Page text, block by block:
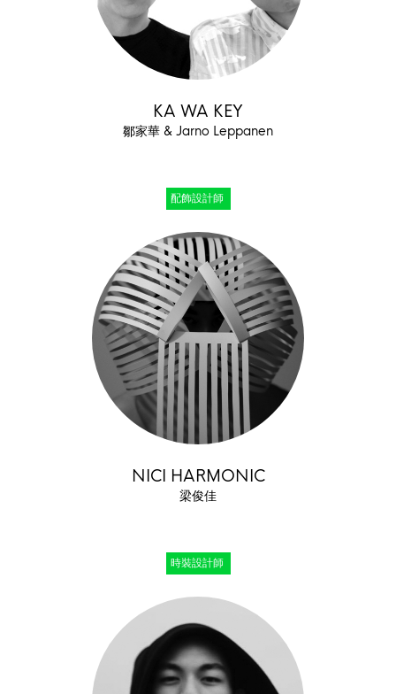
KA WA KEY
鄒家華 & Jarno Leppanen
配飾設計師
NICI HARMONIC
梁俊佳
時裝設計師